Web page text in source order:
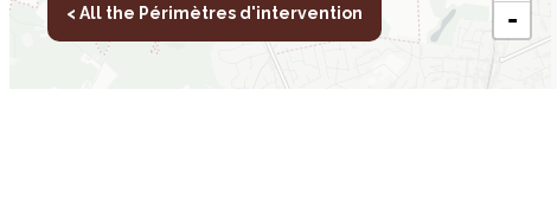
-
< All the Périmètres d'intervention